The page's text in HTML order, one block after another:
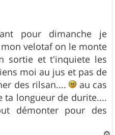
pour dimanche je
velotaf on le monte
sortie et t'inquiete les
moi au jus et pas de
des rilsan....
au cas
ta longueur de durite....
démonter pour des